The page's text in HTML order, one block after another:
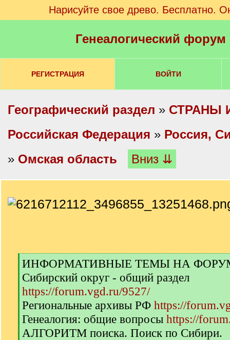
Нарисуйте свое древо. Бесплатно.
Генеалогический
РЕГИСТРАЦИЯ ВОЙТИ
Географический раздел » СТРАНЫ
Российская Федерация » Россия,
» Омская область Вниз ⇊
[
q
]
ИНФОРМАТИВНЫЕ ТЕМЫ НА
Сибирский округ - общий раздел
https://forum.vgd.ru/9527/
Региональные архивы РФ https://
Генеалогия: общие вопросы https://
АЛГОРИТМ поиска. Поиск по Сибири.